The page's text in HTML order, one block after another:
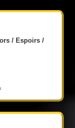
/ Espoirs /